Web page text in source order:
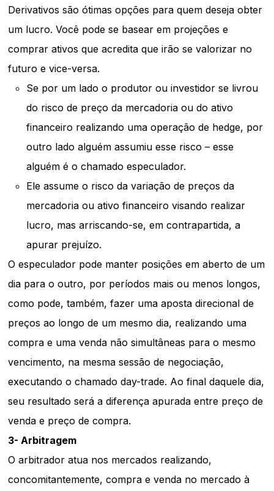
Derivativos são ótimas opções para quem deseja obter
um lucro. Você pode se basear em projeções e
comprar ativos que acredita que irão se valorizar no
futuro e vice-versa.
Se por um lado o produtor ou investidor se livrou
do risco de preço da mercadoria ou do ativo
financeiro realizando uma operação de hedge, por
outro lado alguém assumiu esse risco – esse
alguém é o chamado especulador.
Ele assume o risco da variação de preços da
mercadoria ou ativo financeiro visando realizar
lucro, mas arriscando-se, em contrapartida, a
apurar prejuízo.
O especulador pode manter posições em aberto de um
dia para o outro, por períodos mais ou menos longos,
como pode, também, fazer uma aposta direcional de
preços ao longo de um mesmo dia, realizando uma
compra e uma venda não simultâneas para o mesmo
vencimento, na mesma sessão de negociação,
executando o chamado day-trade. Ao final daquele dia,
seu resultado será a diferença apurada entre preço de
venda e preço de compra.
3- Arbitragem
O arbitrador atua nos mercados realizando,
concomitantemente, compra e venda no mercado à